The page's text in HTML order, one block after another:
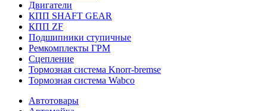
Двигатели
КПП SHAFT GEAR
КПП ZF
Подшипники ступичные
Ремкомплекты ГРМ
Сцепление
Тормозная система Knorr-bremse
Тормозная система Wabco
Автотовары